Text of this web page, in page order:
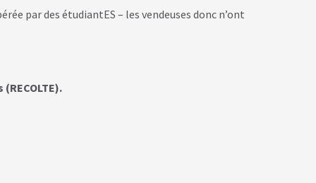
par des étudiantES – les vendeuses donc n’ont